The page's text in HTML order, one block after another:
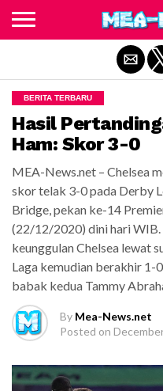
BERITA TERBARU
Hasil
Ham: Skor 3-0
MEA-News.net – Chelsea
skor telak 3-0 pada Derby
Bridge, pekan ke-14
(22/12/2020) dini hari
keunggulan Chelsea lewat
Laga kemudian berakhir 1-
babak kedua Tammy
By Mea-News.net
Posted on
Exit